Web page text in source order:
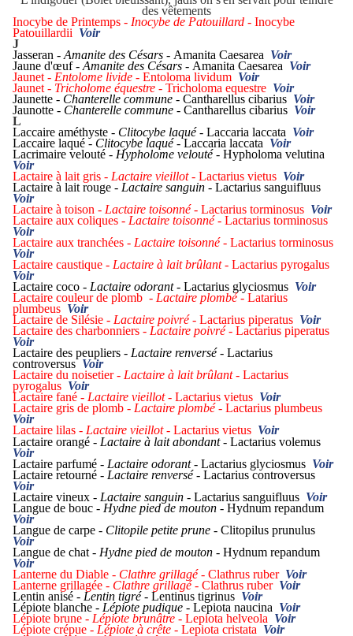
des vêtements
Inocybe de Printemps - Inocybe de Patouillard - Inocybe
Patouillardii Voir
J
Jasseran - Amanite des Césars - Amanita Caesarea Voir
Jaune d'œuf - Amanite des Césars - Amanita Caesarea Voir
Jaunet - Entolome livide - Entoloma lividum Voir
Jaunet - Tricholome équestre - Tricholoma equestre Voir
Jaunette - Chanterelle commune - Cantharellus cibarius Voir
Jaunotte - Chanterelle commune - Cantharellus cibarius Voir
L
Laccaire améthyste - Clitocybe laqué - Laccaria laccata Voir
Laccaire laqué - Clitocybe laqué -Laccaria laccata Voir
Lacrimaire velouté - Hypholome velouté - Hypholoma velutina
Voir
Lactaire à lait gris - Lactaire vieillot - Lactarius vietus Voir
Lactaire à lait rouge - Lactaire sanguin - Lactarius sanguifluus
Voir
Lactaire à toison - Lactaire toisonné - Lactarius torminosus Voir
Lactaire aux coliques - Lactaire toisonné - Lactarius torminosus
Voir
Lactaire aux tranchées - Lactaire toisonné - Lactarius torminosus
Voir
Lactaire caustique - Lactaire à lait brûlant - Lactarius pyrogalus
Voir
Lactaire coco - Lactaire odorant - Lactarius glyciosmus Voir
Lactaire couleur de plomb - Lactaire plombé -Latarius
plumbeus Voir
Lactaire de Silésie - Lactaire poivré - Lactarius piperatus Voir
Lactaire des charbonniers - Lactaire poivré - Lactarius piperatus
Voir
Lactaire des peupliers - Lactaire renversé - Lactarius
controversus Voir
Lactaire du noisetier - Lactaire à lait brûlant - Lactarius
pyrogalus Voir
Lactaire fané - Lactaire vieillot - Lactarius vietus Voir
Lactaire gris de plomb - Lactaire plombé - Lactarius plumbeus
Voir
Lactaire lilas - Lactaire vieillot - Lactarius vietus Voir
Lactaire orangé - Lactaire à lait abondant - Lactarius volemus
Voir
Lactaire parfumé - Lactaire odorant - Lactarius glyciosmus Voir
Lactaire retourné - Lactaire renversé - Lactarius controversus
Voir
Lactaire vineux - Lactaire sanguin - Lactarius sanguifluus Voir
Langue de bouc - Hydne pied de mouton - Hydnum repandum
Voir
Langue de carpe - Clitopile petite prune - Clitopilus prunulus
Voir
Langue de chat - Hydne pied de mouton - Hydnum repandum
Voir
Lanterne du Diable - Clathre grillagé - Clathrus ruber Voir
Lanterne grillagée - Clathre grillagé - Clathrus ruber Voir
Lentin anisé - Lentin tigré - Lentinus tigrinus Voir
Lépiote blanche - Lépiote pudique - Lepiota naucina Voir
Lépiote brune - Lépiote brunâtre - Lepiota helveola Voir
Lépiote crépue - Lépiote à crête - Lepiota cristata Voir